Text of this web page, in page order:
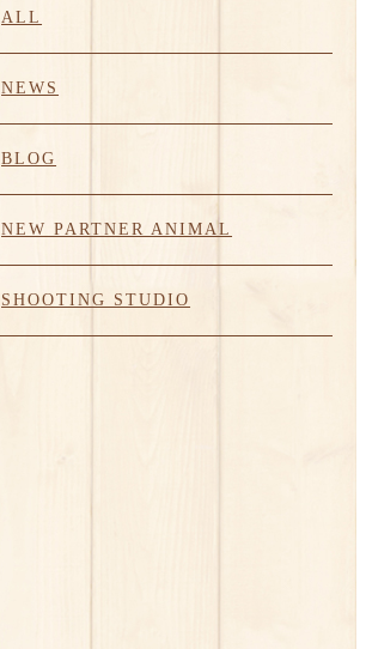
ALL
NEWS
BLOG
NEW PARTNER ANIMAL
SHOOTING STUDIO